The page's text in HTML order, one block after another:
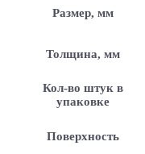
Размер, мм
Толщина, мм
Кол-во штук в
упаковке
Поверхность